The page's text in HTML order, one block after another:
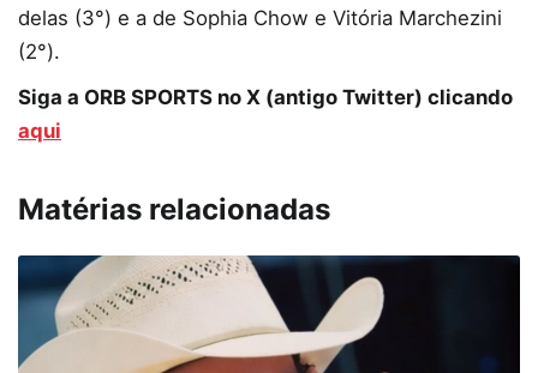
delas (3°) e a de Sophia Chow e Vitória Marchezini
(2°).
Siga a ORB SPORTS no X (antigo Twitter) clicando
aqui
Matérias relacionadas